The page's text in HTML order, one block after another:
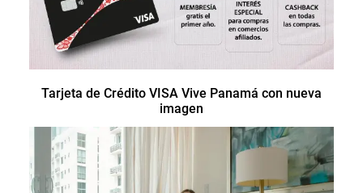
Tarjeta de Crédito VISA Vive Panamá con nueva
imagen